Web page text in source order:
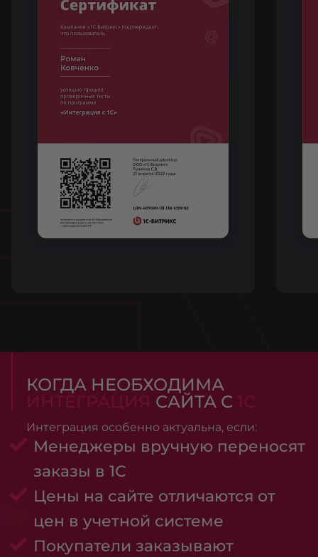
КОГДА НЕОБХОДИМА
ИНТЕГРАЦИЯ САЙТА С 1С
Интеграция особенно актуальна, если:
Менеджеры вручную переносят
заказы в 1С
Цены на сайте отличаются от
цен в учетной системе
Покупатели заказывают